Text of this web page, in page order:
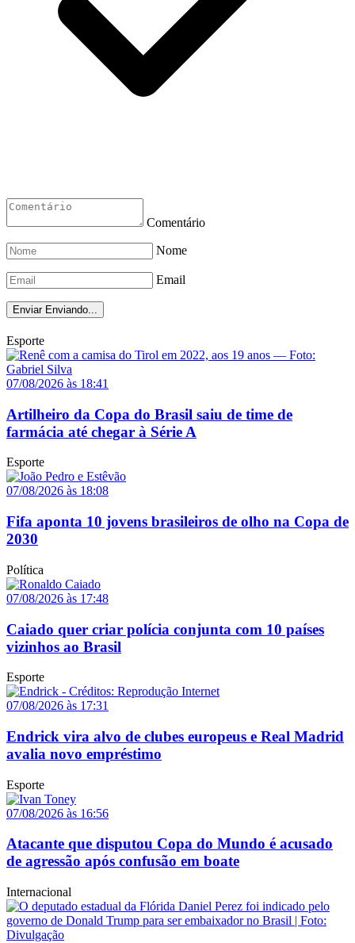
Comentário
Nome
Email
Enviar Enviando...
Esporte
07/08/2026 às 18:41
Artilheiro da Copa do Brasil saiu de time de
farmácia até chegar à Série A
Esporte
07/08/2026 às 18:08
Fifa aponta 10 jovens brasileiros de olho na Copa de
2030
Política
07/08/2026 às 17:48
Caiado quer criar polícia conjunta com 10 países
vizinhos ao Brasil
Esporte
07/08/2026 às 17:31
Endrick vira alvo de clubes europeus e Real Madrid
avalia novo empréstimo
Esporte
07/08/2026 às 16:56
Atacante que disputou Copa do Mundo é acusado
de agressão após confusão em boate
Internacional